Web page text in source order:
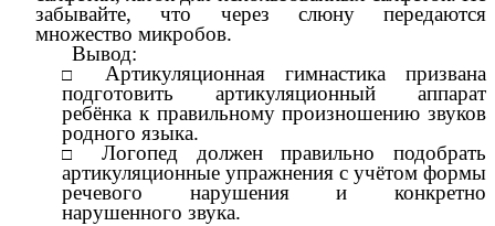
забывайте, что через слюну передаются
множество микробов.
Вывод:
Артикуляционная гимнастика призвана
подготовить артикуляционный аппарат
ребёнка к правильному произношению звуков
родного языка.
Логопед должен правильно подобрать
артикуляционные упражнения с учётом формы
речевого нарушения и конкретно
нарушенного звука.